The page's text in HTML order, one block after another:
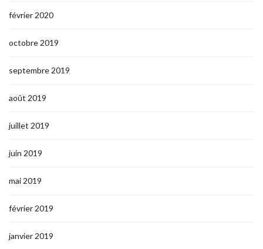
février 2020
octobre 2019
septembre 2019
août 2019
juillet 2019
juin 2019
mai 2019
février 2019
janvier 2019